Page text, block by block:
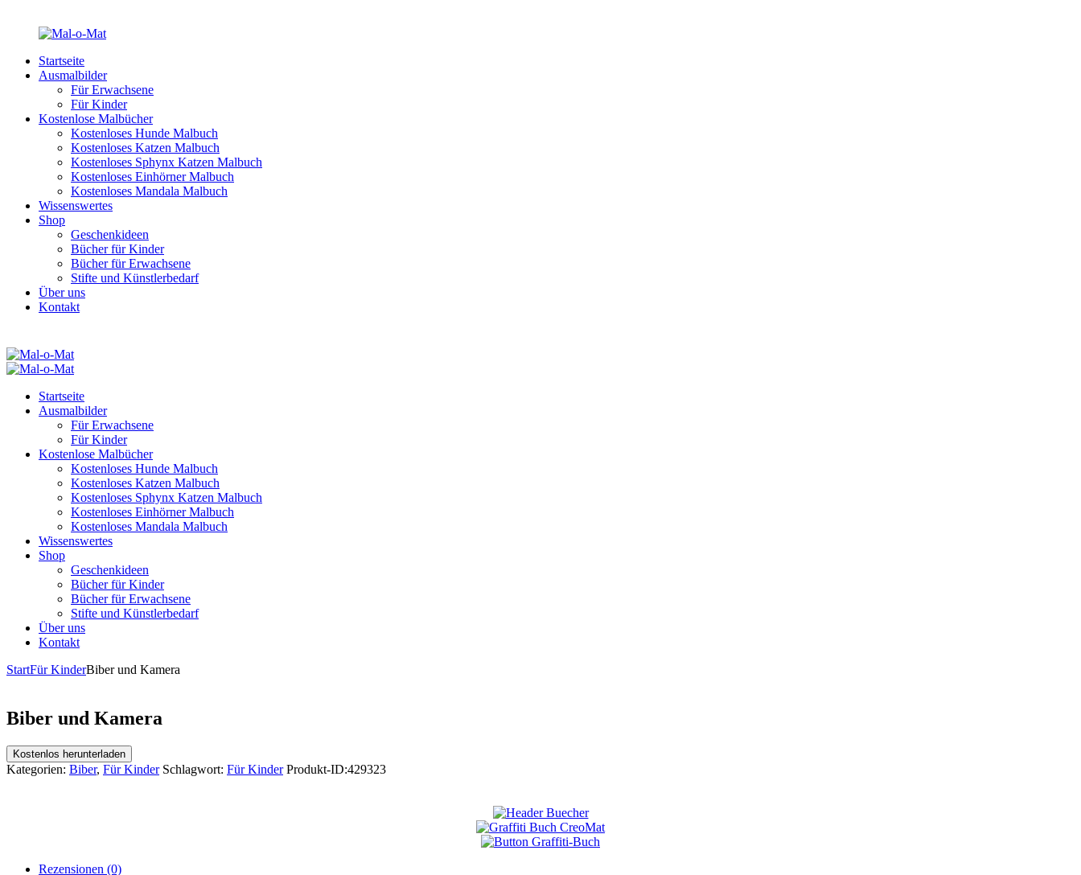
Startseite
Ausmalbilder
Für Erwachsene
Für Kinder
Kostenlose Malbücher
Kostenloses Hunde Malbuch
Kostenloses Katzen Malbuch
Kostenloses Sphynx Katzen Malbuch
Kostenloses Einhörner Malbuch
Kostenloses Mandala Malbuch
Wissenswertes
Shop
Geschenkideen
Bücher für Kinder
Bücher für Erwachsene
Stifte und Künstlerbedarf
Über uns
Kontakt
Startseite
Ausmalbilder
Für Erwachsene
Für Kinder
Kostenlose Malbücher
Kostenloses Hunde Malbuch
Kostenloses Katzen Malbuch
Kostenloses Sphynx Katzen Malbuch
Kostenloses Einhörner Malbuch
Kostenloses Mandala Malbuch
Wissenswertes
Shop
Geschenkideen
Bücher für Kinder
Bücher für Erwachsene
Stifte und Künstlerbedarf
Über uns
Kontakt
StartFür KinderBiber und Kamera
Biber und Kamera
Kostenlos herunterladen
Kategorien: Biber, Für Kinder Schlagwort: Für Kinder Produkt-ID:429323
Rezensionen (0)